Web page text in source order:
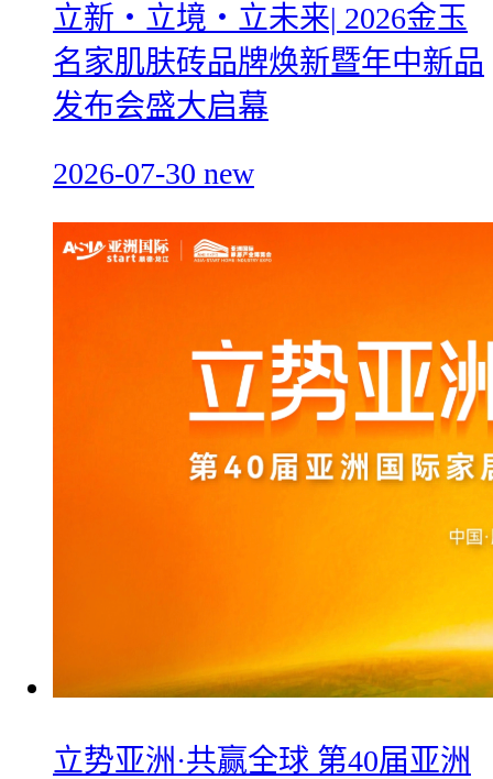
立新・立境・立未来| 2026金玉
名家肌肤砖品牌焕新暨年中新品
发布会盛大启幕
2026-07-30 new
立势亚洲·共赢全球 第40届亚洲